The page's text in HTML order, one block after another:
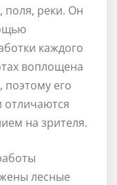
поля, реки. Он
каждого
воплощена
его
на зрителя.
лесные